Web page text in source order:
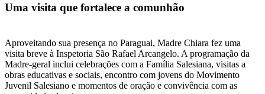
Uma visita que fortalece a comunhão
Aproveitando sua presença no Paraguai, Madre Chiara fez uma
visita breve à Inspetoria São Rafael Arcangelo. A programação da
Madre-geral inclui celebrações com a Família Salesiana, visitas a
obras educativas e sociais, encontro com jovens do Movimento
Juvenil Salesiano e momentos de oração e convivência com as